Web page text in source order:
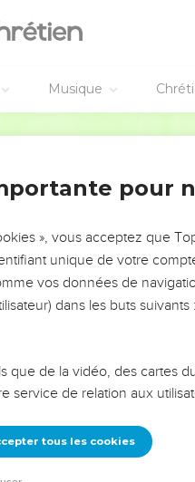
Musique
Mais on voit
ce sont
leurs erreurs
une famille,
pour
», vous acceptez que
unique de votre
vos données de
dans les buts suivants :
que de la vidéo, des cartes
service de relation aux
tous les cookies